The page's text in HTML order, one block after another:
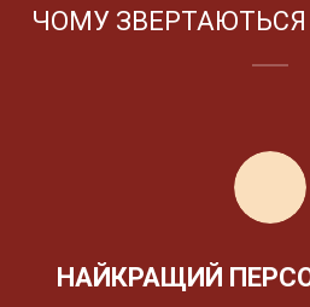
ЧОМУ ЗВЕРТАЮТЬСЯ
НАЙКРАЩИЙ